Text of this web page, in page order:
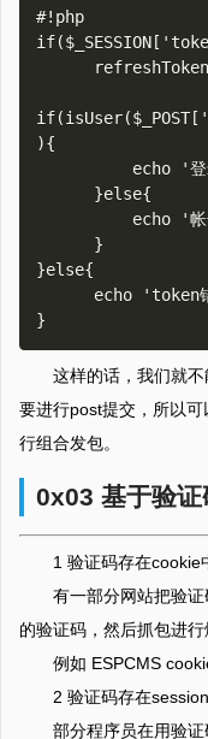
#!php
){
}else{
这样的话，我们就
要进行post提交，所以
行组合发包。
0x03 基于验证
1 验证码存在cookie
有一部分网站把验
的验证码，然后抓包进行
例如 ESPCMS
2 验证码存在
部分程序员在用验